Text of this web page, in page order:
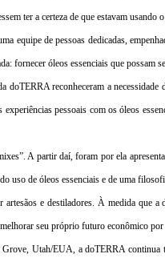
ter a certeza de que estavam
de pessoas dedicadas,
fornecer óleos essenciais que
reconheceram a
pessoais com os óleos
A partir daí, foram por ela
de óleos essenciais e de uma
e destiladores. À medida que
melhorar seu próprio futuro
Utah/EUA, a doTERRA